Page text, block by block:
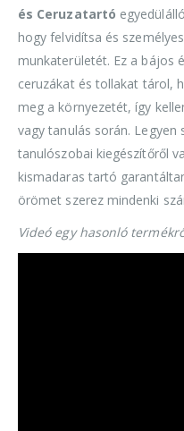
és Ceruzatartó
hogy felvidítsa és
munkaterületét. Ez a bájos
ceruzákat és tollakat tárol,
meg a környezetét, így
vagy tanulás során. Legyen
tanulószobai kiegészítőről
kismadaras tartó
örömet szerez mindenki
Videó egy hasonló